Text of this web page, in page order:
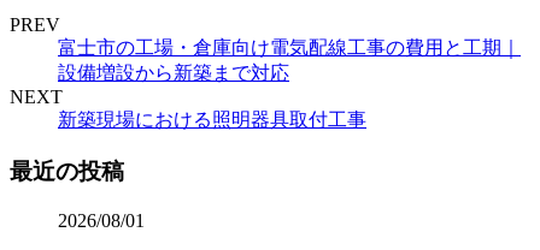
PREV
富士市の工場・倉庫向け電気配線工事の費用と工期｜
設備増設から新築まで対応
NEXT
新築現場における照明器具取付工事
最近の投稿
2026/08/01